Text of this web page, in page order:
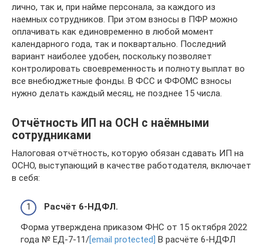
лично, так и, при найме персонала, за каждого из
наемных сотрудников. При этом взносы в ПФР можно
оплачивать как единовременно в любой момент
календарного года, так и поквартально. Последний
вариант наиболее удобен, поскольку позволяет
контролировать своевременность и полноту выплат во
все внебюджетные фонды. В ФСС и ФФОМС взносы
нужно делать каждый месяц, не позднее 15 числа.
Отчётность ИП на ОСН с наёмными
сотрудниками
Налоговая отчётность, которую обязан сдавать ИП на
ОСНО, выступающий в качестве работодателя, включает
в себя:
Расчёт 6-НДФЛ.
Форма утверждена приказом ФНС от 15 октября 2022
года № ЕД-7-11/[email protected] В расчёте 6-НДФЛ